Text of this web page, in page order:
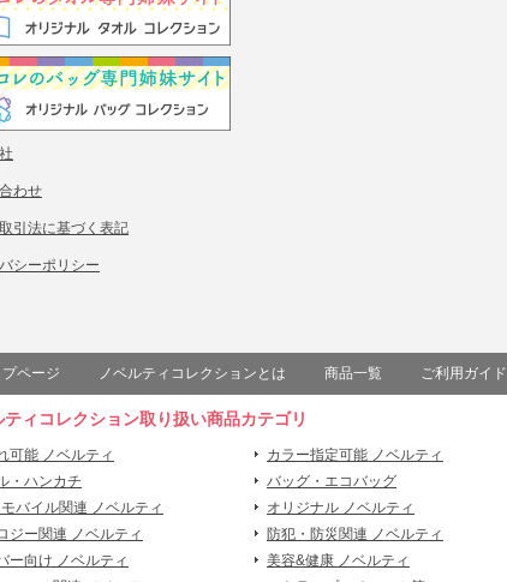
わせ
引法に基づく表記
シーポリシー
プページ ノベルティコレクションとは 商品一覧 ご利用ガイド
ティコレクション取り扱い商品カテゴリ
可能 ノベルティ カラー指定可能 ノベルティ
・ハンカチ
バッグ・エコバッグ
バイル関連 ノベルティ
オリジナル ノベルティ
ジー関連 ノベルティ
防犯・防災関連 ノベルティ
ー向け ノベルティ
美容&健康 ノベルティ